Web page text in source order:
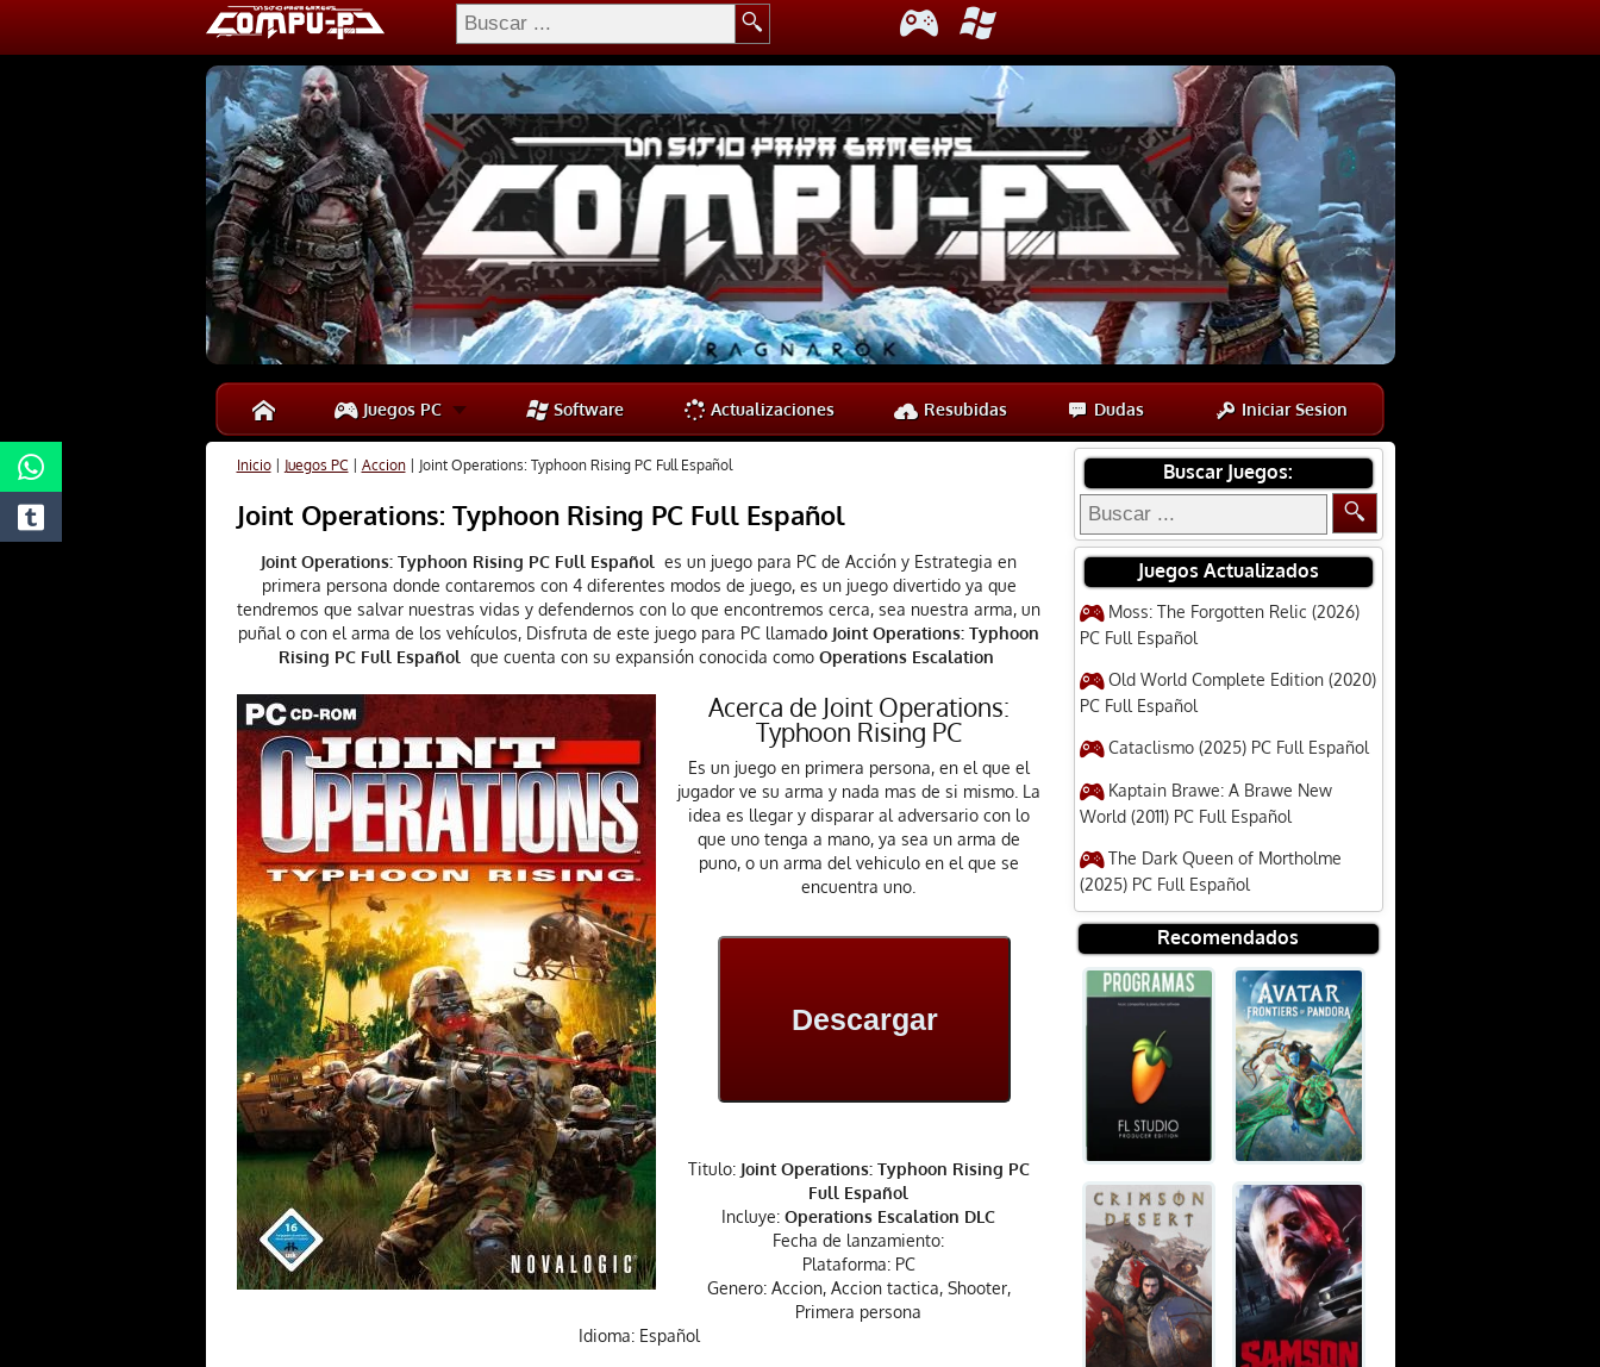
Juegos PC Software Actualizaciones Resubidas Dudas Iniciar Sesion
Inicio| Juegos PC | Accion| Joint Operations: Typhoon Rising PC Full Español
Joint Operations: Typhoon Rising PC Full Español
Joint Operations: Typhoon Rising PC Full Español es un juego para PC de Acción y Estrategia en
primera persona donde contaremos con 4 diferentes modos de juego, es un juego divertido ya que
tendremos que salvar nuestras vidas y defendernos con lo que encontremos cerca, sea nuestra arma, un
puñal o con el arma de los vehículos, Disfruta de este juego para PC llamado Joint Operations: Typhoon
Rising PC Full Español que cuenta con su expansión conocida como Operations Escalation
Acerca de Joint Operations:
Typhoon Rising PC
Es un juego en primera persona, en el que el
jugador ve su arma y nada mas de si mismo. La
idea es llegar y disparar al adversario con lo
que uno tenga a mano, ya sea un arma de
puno, o un arma del vehiculo en el que se
encuentra uno.
Descargar
Titulo: Joint Operations: Typhoon Rising PC
Full Español
Incluye: Operations Escalation DLC
Fecha de lanzamiento:
Plataforma: PC
Genero: Accion, Accion tactica, Shooter,
Primera persona
Idioma: Español
Buscar Juegos:
Juegos Actualizados
Moss: The Forgotten Relic (2026)
PC Full Español
Old World Complete Edition (2020)
PC Full Español
Cataclismo (2025) PC Full Español
Kaptain Brawe: A Brawe New
World (2011) PC Full Español
The Dark Queen of Mortholme
(2025) PC Full Español
Recomendados